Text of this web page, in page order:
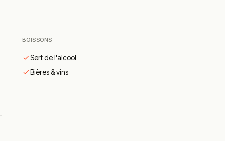
la qualité des produits locaux.
BOISSONS
Sert de l'alcool
Bières & vins